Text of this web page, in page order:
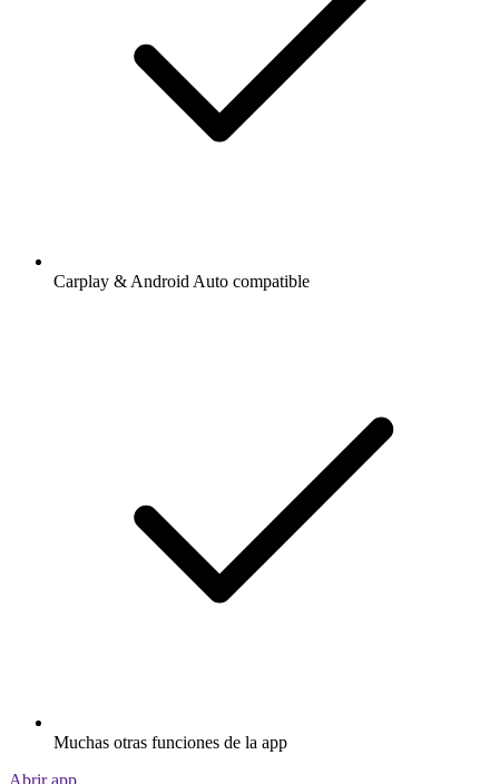
Carplay & Android Auto compatible
Muchas otras funciones de la app